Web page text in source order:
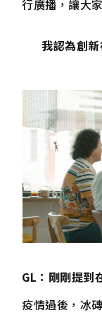
行廣播，讓大
我認為創
GL：剛剛提到
疫情過後，冰